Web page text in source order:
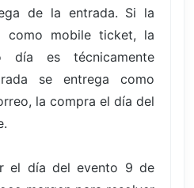
de la entrada. Si la
como mobile ticket, la
día es técnicamente
se entrega como
la compra el día del
el día del evento 9 de